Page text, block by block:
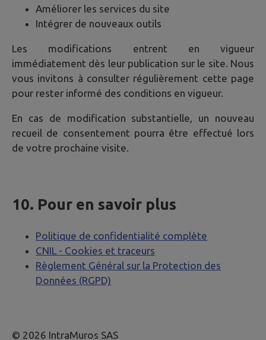
Améliorer les services du site
Intégrer de nouveaux outils
Les modifications entrent en vigueur
immédiatement dès leur publication sur le site. Nous
vous invitons à consulter régulièrement cette page
pour rester informé des conditions en vigueur.
En cas de modification substantielle, un nouveau
recueil de consentement pourra être effectué lors
de votre prochaine visite.
10. Pour en savoir plus
Politique de confidentialité complète
CNIL - Cookies et traceurs
Règlement Général sur la Protection des
Données (RGPD)
© 2026 IntraMuros SAS